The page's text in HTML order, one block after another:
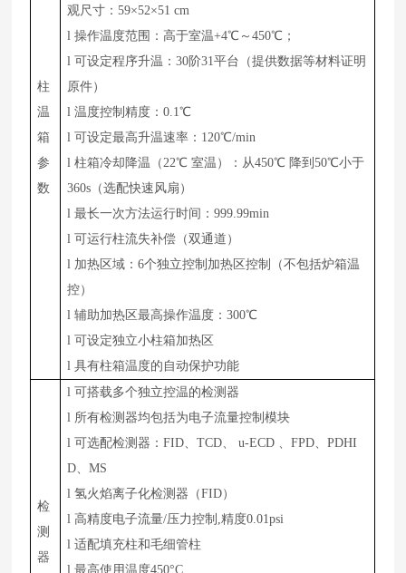
柱
温
箱
参
数
观尺寸：59×52×51 cm
l操作温度范围：高于室温+4℃～450℃；
l可设定程序升温：30阶31平台（提供数据等材料证明
原件）
l温度控制精度：0.1℃
l可设定最高升温速率：120℃/min
l柱箱冷却降温（22℃ 室温）：从450℃ 降到50℃小于
360s（选配快速风扇）
l最长一次方法运行时间：999.99min
l可运行柱流失补偿（双通道）
l 加热区域：6个独立控制加热区控制（不包括炉箱温
控）
l辅助加热区最高操作温度：300℃
l可设定独立小柱箱加热区
l具有柱箱温度的自动保护功能
检
测
器
l可搭载多个独立控温的检测器
l 所有检测器均包括为电子流量控制模块
l可选配检测器：FID、TCD、 u-ECD 、FPD、PDHI
D、MS
l氢火焰离子化检测器（FID）
l 高精度电子流量/压力控制,精度0.01psi
l适配填充柱和毛细管柱
l最高使用温度450°C